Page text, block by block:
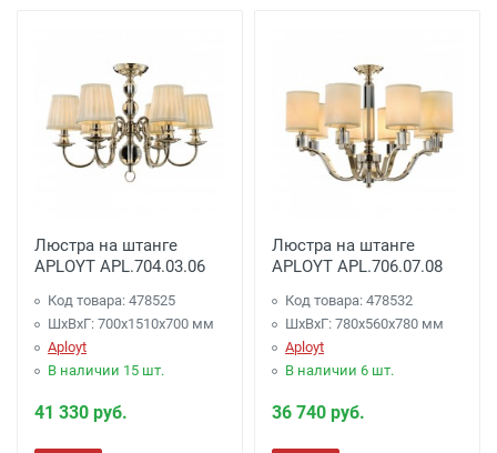
Люстра на штанге
APLOYT APL.704.03.06
Код товара: 478525
ШхВхГ: 700x1510x700 мм
Aployt
В наличии 15 шт.
41 330 руб.
Люстра на штанге
APLOYT APL.706.07.08
Код товара: 478532
ШхВхГ: 780x560x780 мм
Aployt
В наличии 6 шт.
36 740 руб.